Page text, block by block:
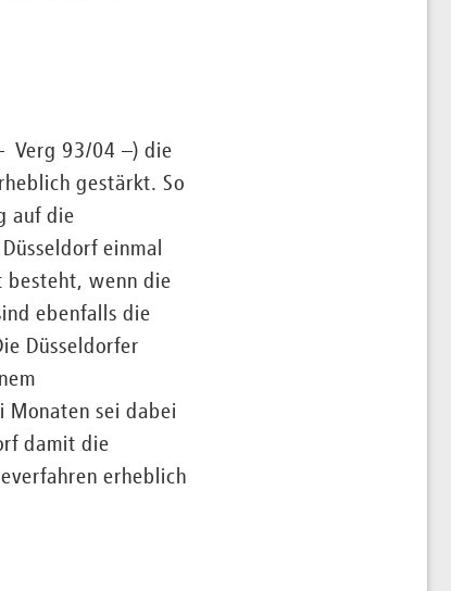
Verg 93/04 –) die
gestärkt. So
auf die
einmal
besteht, wenn die
ebenfalls die
Düsseldorfer
Monaten sei dabei
damit die
erheblich